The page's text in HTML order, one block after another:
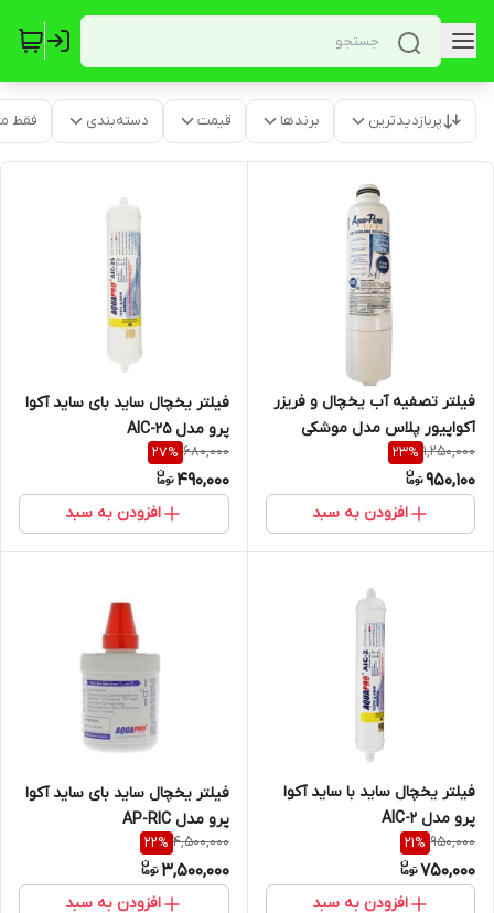
پربازدیدترین برندها قیمت دسته‌بندی فقط
فیلتر تصفیه آب یخچال و فریزر
آکواپیور پلاس مدل موشکی
1,250,000
23%
950,100
افزودن به سبد
فیلتر یخچال ساید بای ساید آکوا
پرو مدل AIC-25
680,000
27%
490,000
افزودن به سبد
فیلتر یخچال ساید با ساید آکوا
پرو مدل AIC-2
950,000
21%
750,000
افزودن به سبد
فیلتر یخچال ساید بای ساید آکوا
پرو مدل AP-RIC
4,500,000
22%
3,500,000
افزودن به سبد